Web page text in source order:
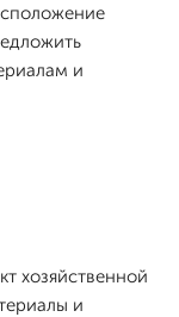
и
хозяйственной
и